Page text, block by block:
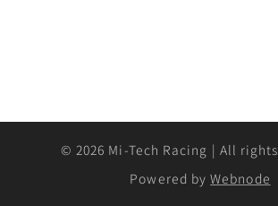
© 2026 Mi-Tech Racing | All rights
Powered byWebnode